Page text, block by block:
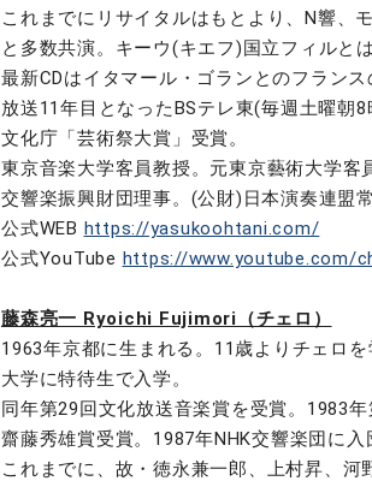
これまでにリサイタルはもとより、N響、
と多数共演。キーウ(キエフ)国立フィルと
最新CDはイタマール・ゴランとのフラン
放送11年目となったBSテレ東(毎週土曜朝
文化庁「芸術祭大賞」受賞。
東京音楽大学客員教授。元東京藝術大学
交響楽振興財団理事。(公財)日本演奏連盟常
公式WEB https://yasukoohtani.com/
公式YouTube https://www.youtube.com/
藤森亮一 Ryoichi Fujimori（チェロ）
1963年京都に生まれる。11歳よりチェロ
大学に特待生で入学。
同年第29回文化放送音楽賞を受賞。1983
齋藤秀雄賞受賞。1987年NHK交響楽団に
これまでに、故・徳永兼一郎、上村昇、河